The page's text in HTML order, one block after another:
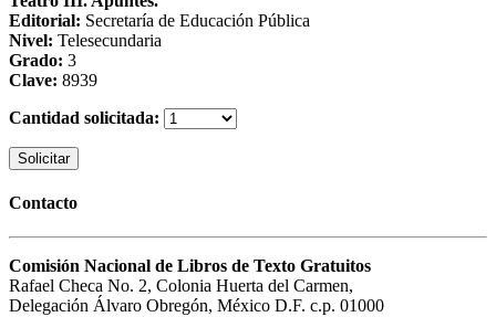
Editorial: Secretaría de Educación Pública
Nivel: Telesecundaria
Grado: 3
Clave: 8939
Cantidad solicitada:
Solicitar
Contacto
Comisión Nacional de Libros de Texto Gratuitos
Rafael Checa No. 2, Colonia Huerta del Carmen,
Delegación Álvaro Obregón, México D.F. c.p. 01000